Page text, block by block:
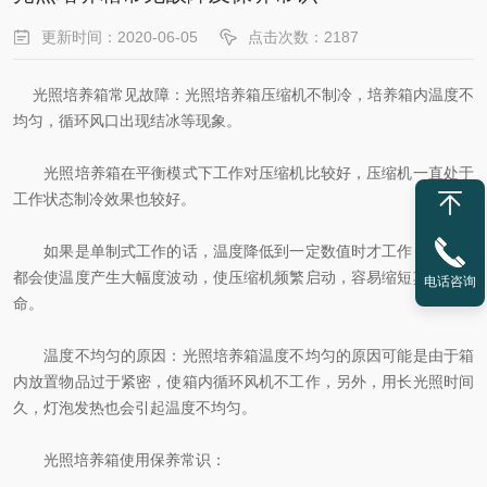
更新时间：2020-06-05 点击次数：2187
光照培养箱常见故障：光照培养箱压缩机不制冷，培养箱内温度不
均匀，循环风口出现结冰等现象。
光照培养箱在平衡模式下工作对压缩机比较好，压缩机一直处于
工作状态制冷效果也较好。
如果是单制式工作的话，温度降低到一定数值时才工作，开关门
都会使温度产生大幅度波动，使压缩机频繁启动，容易缩短其使用寿
命。
温度不均匀的原因：光照培养箱温度不均匀的原因可能是由于箱
内放置物品过于紧密，使箱内循环风机不工作，另外，用长光照时间
久，灯泡发热也会引起温度不均匀。
光照培养箱使用保养常识：
电话咨询